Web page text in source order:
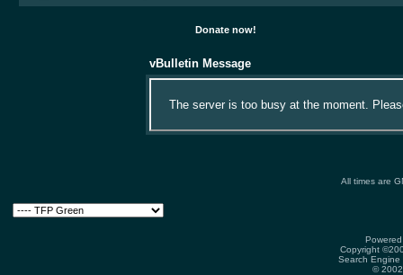
Donate now!
vBulletin Message
The server is too busy at the moment.
All times are
Copyright
Search
©